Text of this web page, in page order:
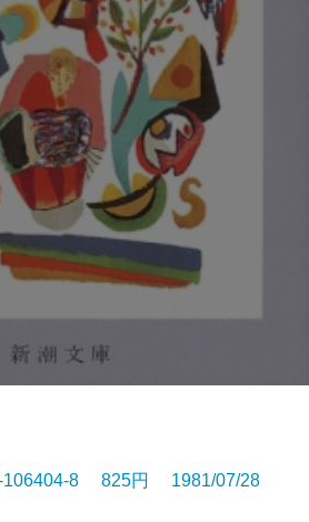
106404-8 825円 1981/07/28